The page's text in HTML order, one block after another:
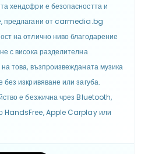
хендсфри е безопасността и
предлагани от carmedia.bg
на отлично ниво благодарение
с висока разделителна
това, възпроизвежданата музика
изкривяване или загуба.
е безжична чрез Bluetooth,
HandsFree, Apple Carplay или